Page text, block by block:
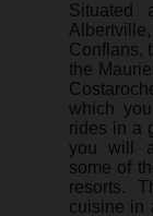
Situated
Conflans,
the
which
rides in a
you will
some of
resorts.
cuisine in